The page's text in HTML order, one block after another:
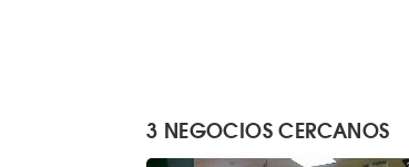
3 NEGOCIOS CERCANOS